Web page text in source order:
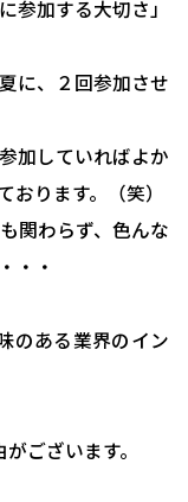
参加する大切さ」
に、２回参加させ
加していればよか
ります。（笑）
関わらず、色んな
・・
のある業界のイン
ございます。